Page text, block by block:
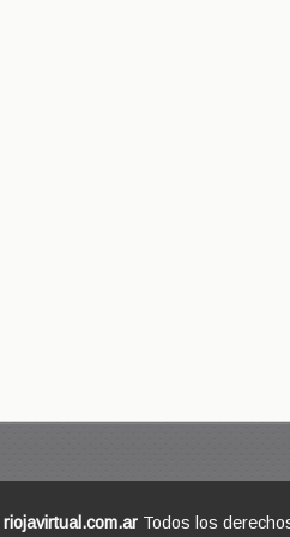
riojavirtual.com.ar Todos los